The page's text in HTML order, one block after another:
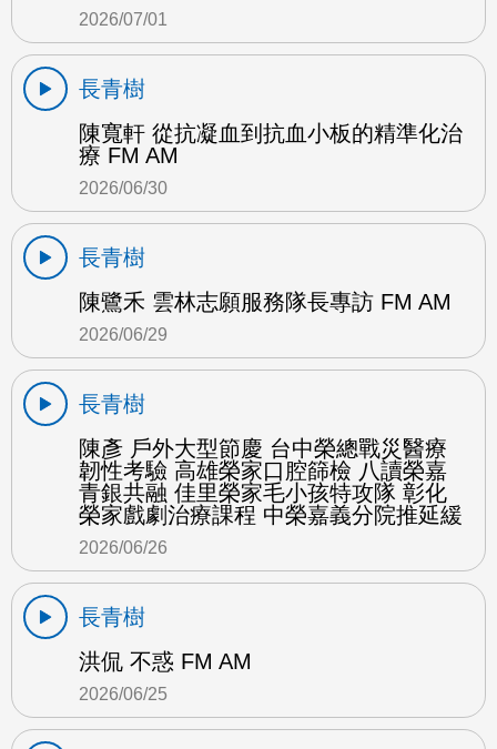
2026/07/01
長青樹
陳寬軒 從抗凝血到抗血小板的精準化治
療 FM AM
2026/06/30
長青樹
陳鷺禾 雲林志願服務隊長專訪 FM AM
2026/06/29
長青樹
陳彥 戶外大型節慶 台中榮總戰災醫療
韌性考驗 高雄榮家口腔篩檢 八讀榮嘉
青銀共融 佳里榮家毛小孩特攻隊 彰化
榮家戲劇治療課程 中榮嘉義分院推延緩
2026/06/26
長青樹
洪侃 不惑 FM AM
2026/06/25